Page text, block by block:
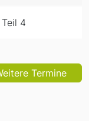
4
Termine